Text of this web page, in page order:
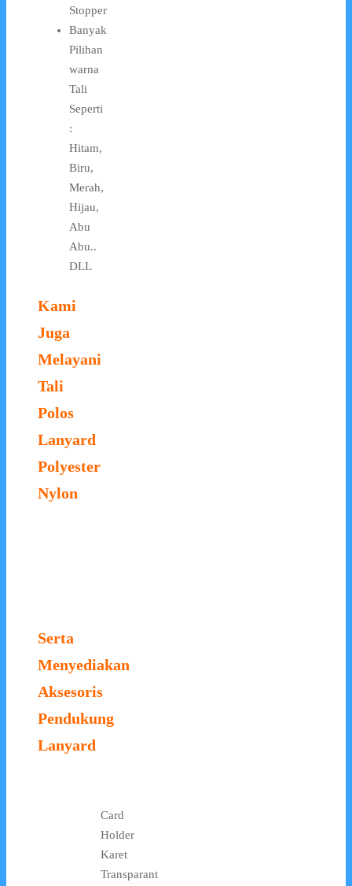
Stopper
Banyak
Pilihan
warna
Tali
Seperti
:
Hitam,
Biru,
Merah,
Hijau,
Abu
Abu..
DLL
Kami
Juga
Melayani
Tali
Polos
Lanyard
Polyester
Nylon
Serta
Menyediakan
Aksesoris
Pendukung
Lanyard
Card
Holder
Karet
Transparant